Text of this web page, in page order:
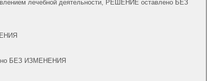
лечебной деятельности, РЕШЕНИЕ оставлено БЕЗ
БЕЗ ИЗМЕНЕНИЯ